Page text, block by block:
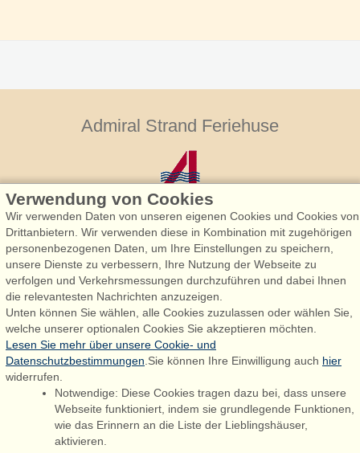
Admiral Strand Feriehuse
Admiral Strand Feriehuse, Lønne
Houstrupvej 170, Lønne
6830 Nørre Nebel
booking@admiralstrand.com
+45 70 60 87 78
Følg os på: Facebook
Verwendung von Cookies
Wir verwenden Daten von unseren eigenen Cookies und Cookies von
Drittanbietern. Wir verwenden diese in Kombination mit zugehörigen
personenbezogenen Daten, um Ihre Einstellungen zu speichern,
unsere Dienste zu verbessern, Ihre Nutzung der Webseite zu
verfolgen und Verkehrsmessungen durchzuführen und dabei Ihnen
die relevantesten Nachrichten anzuzeigen.
Unten können Sie wählen, alle Cookies zuzulassen oder wählen Sie,
welche unserer optionalen Cookies Sie akzeptieren möchten.
Lesen Sie mehr über unsere Cookie- und
Datenschutzbestimmungen .Sie können Ihre Einwilligung auch hier
widerrufen.
Notwendige: Diese Cookies tragen dazu bei, dass unsere
Webseite funktioniert, indem sie grundlegende Funktionen,
wie das Erinnern an die Liste der Lieblingshäuser,
aktivieren.